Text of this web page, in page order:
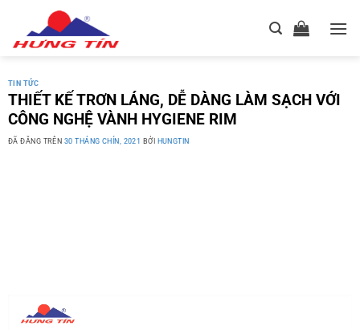
TIN TỨC
THIẾT KẾ TRƠN LÁNG, DỄ DÀNG LÀM SẠCH VỚI
CÔNG NGHỆ VÀNH HYGIENE RIM
ĐÃ ĐĂNG TRÊN 30 THÁNG CHÍN, 2021 BỞI HUNGTIN